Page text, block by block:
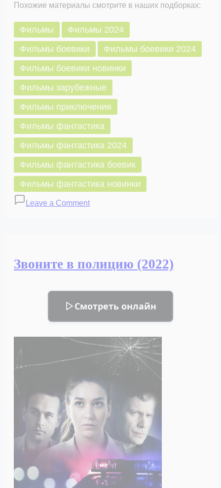
Похожие материалы смотрите в наших подборках:
Фильмы
Фильмы 2024
Фильмы боевики
Фильмы боевики 2024
Фильмы боевики новинки
Фильмы зарубежные
Фильмы приключения
Фильмы фантастика
Фильмы фантастика 2024
Фильмы фантастика боевик
Фильмы фантастика новинки
Leave a Commenton
Звоните в полицию (2022)
Смотреть онлайн